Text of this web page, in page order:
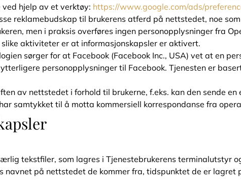
hjelp av et verktøy: https://www.google.com/ads/
reklamebudskap til brukerens atferd på nettstedet, noe
men i praksis overføres ingen personopplysninger fra
aktiviteter er at informasjonskapsler er aktivert.
sørger for at Facebook (Facebook Inc., USA) vet at en
personopplysninger til Facebook. Tjenesten er
av nettstedet i forhold til brukerne, f.eks. kan den sende
samtykket til å motta kommersiell korrespondanse fra
tekstfiler, som lagres i Tjenestebrukerens terminalutstyr
navnet på nettstedet de kommer fra, tidspunktet de er